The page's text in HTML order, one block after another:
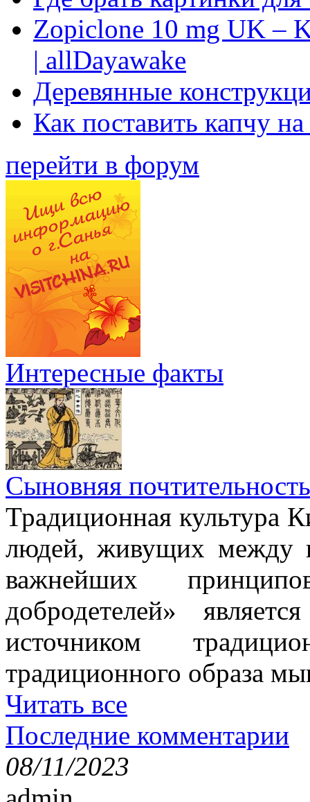
Zopiclone 10 mg UK –
| allDayawake
Деревянные
Как поставить капчу
перейти в форум
Интересные факты
Сыновняя почтительность
Традиционная культура
людей, живущих между
важнейших
добродетелей»
источником
традиционного образа
Читать все
Последние комментарии
08/11/2023